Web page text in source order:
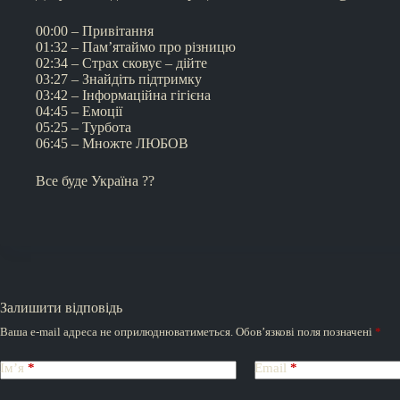
00:00 – Привітання
01:32 – Пам’ятаймо про різницю
02:34 – Страх сковує – дійте
03:27 – Знайдіть підтримку
03:42 – Інформаційна гігієна
04:45 – Емоції
05:25 – Турбота
06:45 – Множте ЛЮБОВ
Все буде Україна ??
Залишити відповідь
Ваша e-mail адреса не оприлюднюватиметься. Обов’язкові поля позначені *
Ім’я * Email *